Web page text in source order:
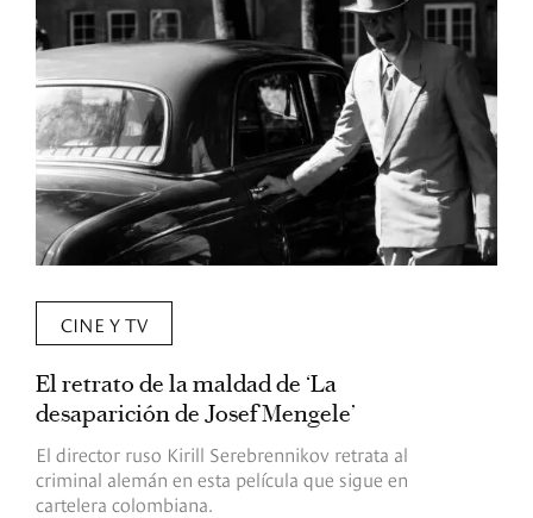
CINE Y TV
El retrato de la maldad de ‘La
desaparición de Josef Mengele’
El director ruso Kirill Serebrennikov retrata al
criminal alemán en esta película que sigue en
cartelera colombiana.